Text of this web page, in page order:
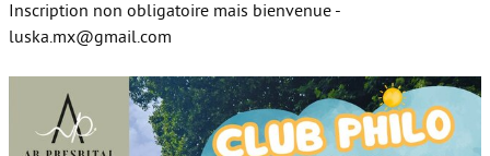
Inscription non obligatoire mais bienvenue -
luska.mx@gmail.com